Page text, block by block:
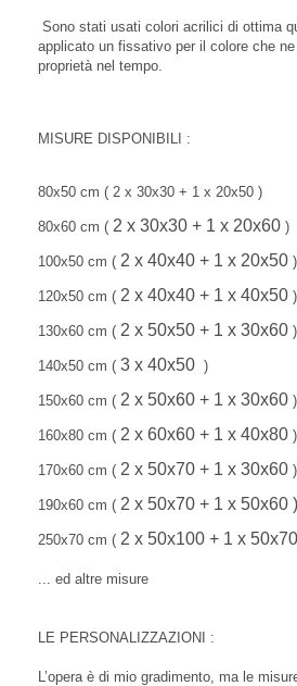
Sono stati usati colori acrilici di ottima
applicato un fissativo per il colore che
proprietà nel tempo.
MISURE DISPONIBILI :
80x50 cm ( 2 x 30x30 + 1 x 20x50 )
80x60 cm ( 2 x 30x30 + 1 x 20x60 )
100x50 cm ( 2 x 40x40 + 1 x 20x50 )
120x50 cm ( 2 x 40x40 + 1 x 40x50 )
130x60 cm ( 2 x 50x50 + 1 x 30x60 )
140x50 cm ( 3 x 40x50 )
150x60 cm ( 2 x 50x60 + 1 x 30x60 )
160x80 cm ( 2 x 60x60 + 1 x 40x80 )
170x60 cm ( 2 x 50x70 + 1 x 30x60 )
190x60 cm ( 2 x 50x70 + 1 x 50x60 )
250x70 cm ( 2 x 50x100 + 1 x
... ed altre misure
LE PERSONALIZZAZIONI :
L’opera è di mio gradimento, ma le